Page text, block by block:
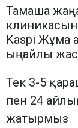
Тамаша
Kaspi Жұма
ыңғайлы
Тек 3-5
пен 24
жатырмыз